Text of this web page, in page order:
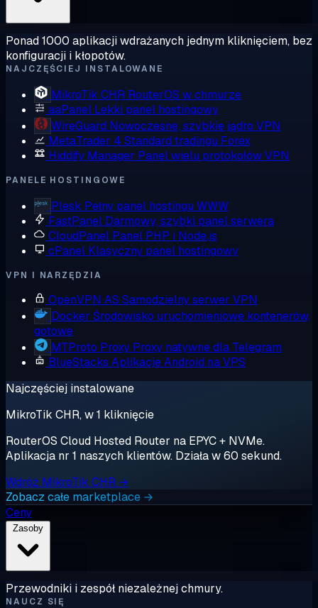
Ponad 1000 aplikacji wdrażanych jednym kliknięciem, bez
konfiguracji i kłopotów.
NAJCZĘŚCIEJ INSTALOWANE
MikroTik CHR RouterOS w chmurze
aaPanel Lekki panel hostingowy
WireGuard Nowoczesne, szybkie jądro VPN
MetaTrader 4 Standard tradingu Forex
Hiddify Manager Panel wielu protokołów VPN
PANELE HOSTINGOWE
Plesk Pełny panel hostingu WWW
FastPanel Darmowy, szybki panel serwera
CloudPanel Panel PHP i Node.js
cPanel Klasyczny panel hostingowy
VPN I NARZĘDZIA
OpenVPN AS Samodzielny serwer VPN
Docker Środowisko uruchomieniowe kontenerów,
gotowe
MTProto Proxy Proxy natywne dla Telegram
BlueStacks Aplikacje Android na VPS
Najczęściej instalowane
MikroTik CHR, w 1 kliknięcie
RouterOS Cloud Hosted Router na EPYC + NVMe.
Aplikacja nr 1 naszych klientów. Działa w 60 sekund.
Wdróż MikroTik CHR →
Zobacz całe marketplace →
Ceny
Przewodniki i zespół niezależnej chmury.
NAUCZ SIĘ